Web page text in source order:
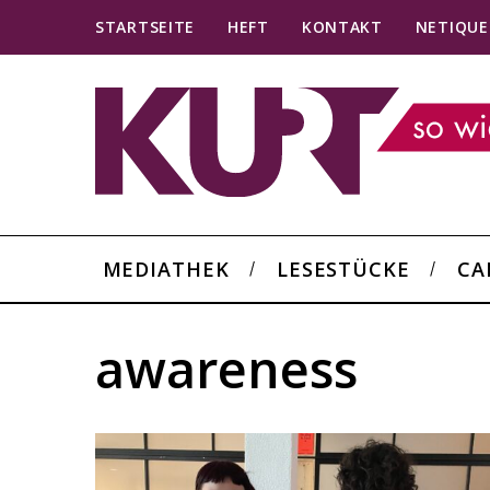
STARTSEITE HEFT KONTAKT
MEDIATHEK LESESTÜCKE
awareness